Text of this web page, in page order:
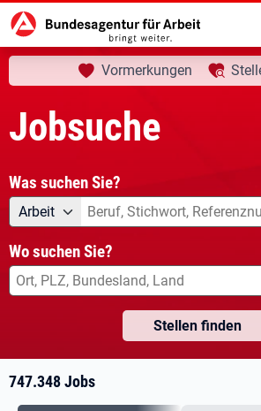
Startseite Jobsuche aktuelle Seite:
Ihre Suche
Vormerkungen
Jobsuche
Was suchen Sie?
Angebotsart
Arbeit Was suchen Sie?
Wo suchen Sie?
Stellen finden
747.348 Jobs